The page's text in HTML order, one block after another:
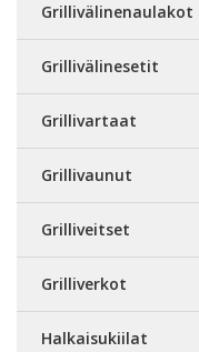
Grillivälinenaulakot
Grillivälinesetit
Grillivartaat
Grillivaunut
Grilliveitset
Grilliverkot
Halkaisukiilat